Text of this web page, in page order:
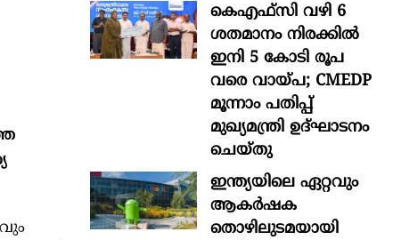
കെഎഫ്സി വഴി 6
ശതമാനം നിരക്കിൽ
ഇനി 5 കോടി രൂപ
വരെ വായ്പ; CMEDP
മൂന്നാം പതിപ്പ്
മുഖ്യമന്ത്രി ഉദ്ഘാടനം
ചെയ്തു
ഇന്ത്യയിലെ ഏറ്റവും
ആകര്‍ഷക
തൊഴിലുടമയായി